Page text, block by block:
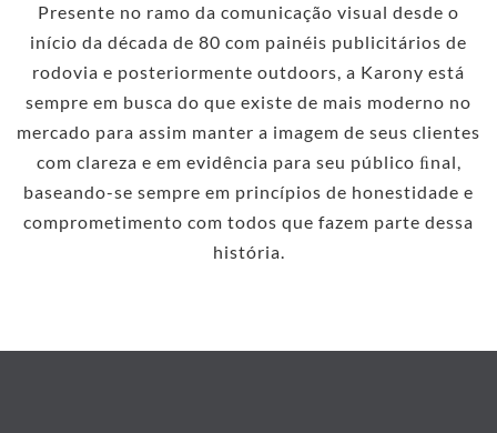
Presente no ramo da comunicação visual desde o
início da década de 80 com painéis publicitários de
rodovia e posteriormente outdoors, a Karony está
sempre em busca do que existe de mais moderno no
mercado para assim manter a imagem de seus clientes
com clareza e em evidência para seu público ﬁnal,
baseando-se sempre em princípios de honestidade e
comprometimento com todos que fazem parte dessa
história.